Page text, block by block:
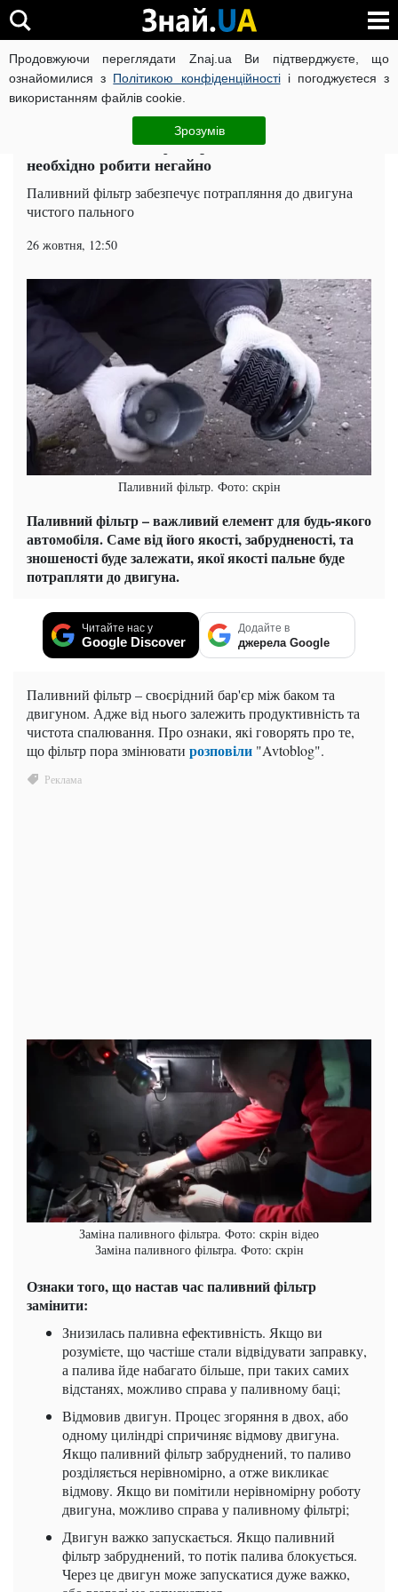
Продовжуючи переглядати Znaj.ua Ви підтверджуєте, що
ознайомилися з Політикою конфіденційностіі погоджуєтеся з
використанням файлів cookie.
Зрозумів
ВІЙНА РОСІЇ ПРОТИ УКРАЇНИ КОРОНАВІРУС В УКРАЇНІ
Auto.Знай ЧИТАТЬ НА РУССКОМ
Заміна паливного фільтра: 3 випадки, коли це
необхідно робити негайно
Паливний фільтр забезпечує потрапляння до двигуна
чистого пального
26 жовтня, 12:50
Паливний фільтр. Фото: скрін
Паливний фільтр – важливий елемент для будь-якого
автомобіля. Саме від його якості, забрудненості, та
зношеності буде залежати, якої якості пальне буде
потрапляти до двигуна.
Читайте нас у
Google Discover
Додайте в
джерела Google
Паливний фільтр – своєрідний бар'єр між баком та
двигуном. Адже від нього залежить продуктивність та
чистота спалювання. Про ознаки, які говорять про те,
що фільтр пора змінювати розповіли "Avtoblog".
Заміна паливного фільтра. Фото: скрін відео
Заміна паливного фільтра. Фото: скрін
Ознаки того, що настав час паливний фільтр
замінити:
Знизилась паливна ефективність. Якщо ви
розумієте, що частіше стали відвідувати заправку,
а палива йде набагато більше, при таких самих
відстанях, можливо справа у паливному баці;
Відмовив двигун. Процес згоряння в двох, або
одному циліндрі спричиняє відмову двигуна.
Якщо паливний фільтр забруднений, то паливо
розділяється нерівномірно, а отже викликає
відмову. Якщо ви помітили нерівномірну роботу
двигуна, можливо справа у паливному фільтрі;
Двигун важко запускається. Якщо паливний
фільтр забруднений, то потік палива блокується.
Через це двигун може запускатися дуже важко,